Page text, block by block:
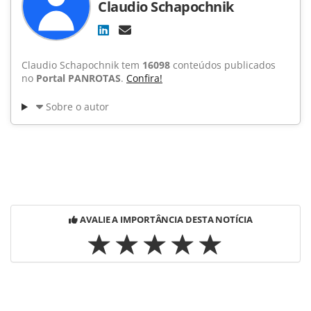
Claudio Schapochnik
Claudio Schapochnik tem 16098 conteúdos publicados
no Portal PANROTAS. Confira!
Sobre o autor
AVALIE A IMPORTÂNCIA DESTA NOTÍCIA